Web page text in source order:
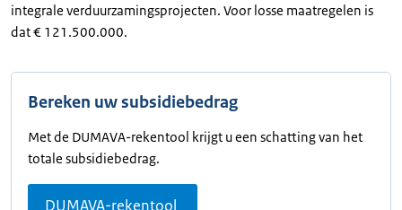
integrale verduurzamingsprojecten. Voor losse maatregelen is
dat € 121.500.000.
Bereken uw subsidiebedrag
Met de DUMAVA-rekentool krijgt u een schatting van het
totale subsidiebedrag.
DUMAVA-rekentool